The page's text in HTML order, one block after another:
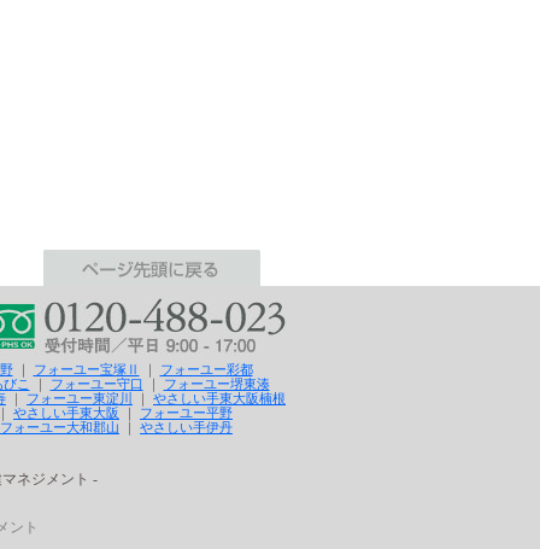
｜ フォーユー宝塚Ⅱ ｜
フォーユー彩都
こ
｜ フォーユー守口 ｜
フォーユー堺東湊
｜ フォーユー東淀川 ｜ やさしい手東大阪楠根
やさしい手東大阪 ｜ フォーユー平野
フォーユー大和郡山 ｜ やさしい手伊丹
ネジメント -
ント